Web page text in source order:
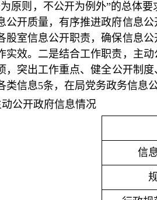
原则，不公开为例外”的总体
公开质量，有序推进政府信息
股室信息公开职责，确保信息
实效。二是结合工作职责，主
，突出工作重点、健全公开制
类信息5条，在局党务政务信息
公开政府信息情况
信